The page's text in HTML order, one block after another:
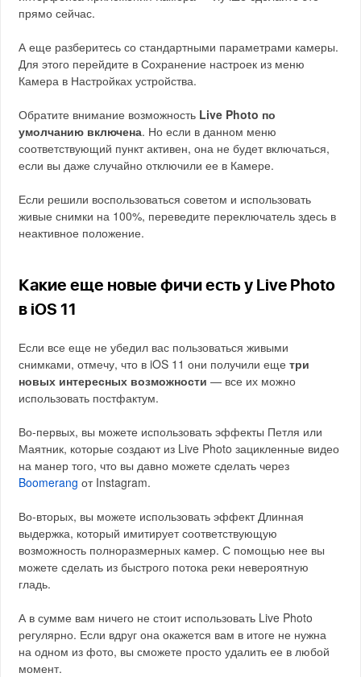
прямо сейчас.
А еще разберитесь со стандартными параметрами камеры.
Для этого перейдите в Сохранение настроек из меню
Камера в Настройках устройства.
Обратите внимание возможность Live Photo по
умолчанию включена. Но если в данном меню
соответствующий пункт активен, она не будет включаться,
если вы даже случайно отключили ее в Камере.
Если решили воспользоваться советом и использовать
живые снимки на 100%, переведите переключатель здесь в
неактивное положение.
Какие еще новые фичи есть у Live Photo
в iOS 11
Если все еще не убедил вас пользоваться живыми
снимками, отмечу, что в iOS 11 они получили ещетри
новых интересных возможности — все их можно
использовать постфактум.
Во-первых, вы можете использовать эффекты Петля или
Маятник, которые создают из Live Photo зацикленные видео
на манер того, что вы давно можете сделать через
Boomerang от Instagram.
Во-вторых, вы можете использовать эффект Длинная
выдержка, который имитирует соответствующую
возможность полноразмерных камер. С помощью нее вы
можете сделать из быстрого потока реки невероятную
гладь.
А в сумме вам ничего не стоит использовать Live Photo
регулярно. Если вдруг она окажется вам в итоге не нужна
на одном из фото, вы сможете просто удалить ее в любой
момент.